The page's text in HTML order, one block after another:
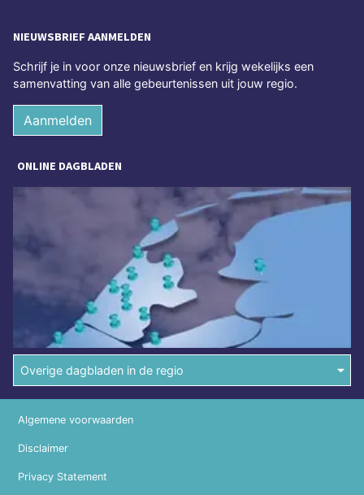
NIEUWSBRIEF AANMELDEN
Schrijf je in voor onze nieuwsbrief en krijg wekelijks een
samenvatting van alle gebeurtenissen uit jouw regio.
Aanmelden
ONLINE DAGBLADEN
Overige dagbladen in de regio
Algemene voorwaarden
Disclaimer
Privacy Statement